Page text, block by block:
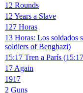
12 Rounds
12 Years a Slave
127 Horas
13 Horas: Los soldados
soldiers of Benghazi)
15:17 Tren a París
17 Again
1917
2 Guns